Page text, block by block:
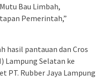
Bau Limbah,
Pemerintah,”
hasil pantauan dan Cros
Lampung Selatan ke
PT. Rubber Jaya Lampung